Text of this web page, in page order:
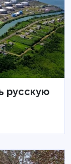
русскую